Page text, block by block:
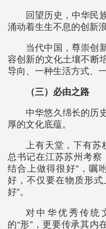
回望历史，中华民
涌动着生生不息的创新浪
当代中国，尊崇创
容创新的文化土壤不断
导向、一种生活方式、
（三）必由之路
中华悠久绵长的历
厚的文化底蕴。
上有天堂，下有苏
总书记在江苏苏州考察
结合上做得很好”，嘱
好，不仅要在物质形
好”。
对中华优秀传统
的“形”，更要传承其内